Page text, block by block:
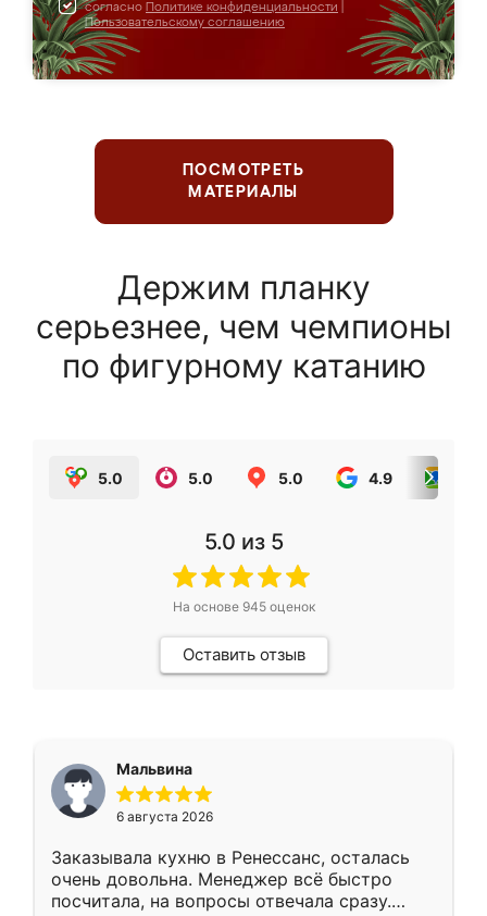
согласно Политике конфиденциальности
Пользовательскому соглашению
ПОСМОТРЕТЬ
МАТЕРИАЛЫ
Держим планку
серьезнее, чем чемпионы
по фигурному катанию
5.0 5.0 5.0 4.9
5.0 из 5
На основе 945оценок
Оставить отзыв
Мальвина
6 августа 2026
Заказывала кухню в Ренессанс, осталась
очень довольна. Менеджер всё быстро
посчитала, на вопросы отвечала сразу.